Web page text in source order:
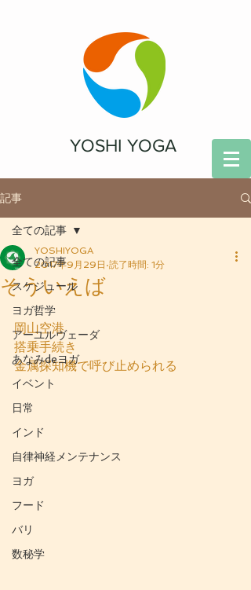
YOSHI YOGA
記事
全ての記事
スケジュール
ヨガ哲学
アーユルヴェーダ
あなみdeヨガ
イベント
日常
インド
自律神経メンテナンス
ヨガ
フード
バリ
数秘学
全ての記事
そういえば
YOSHIYOGA
2017年9月29日 読了時間: 1分
岡山空港
搭乗手続き
金属探知機で呼び止められる